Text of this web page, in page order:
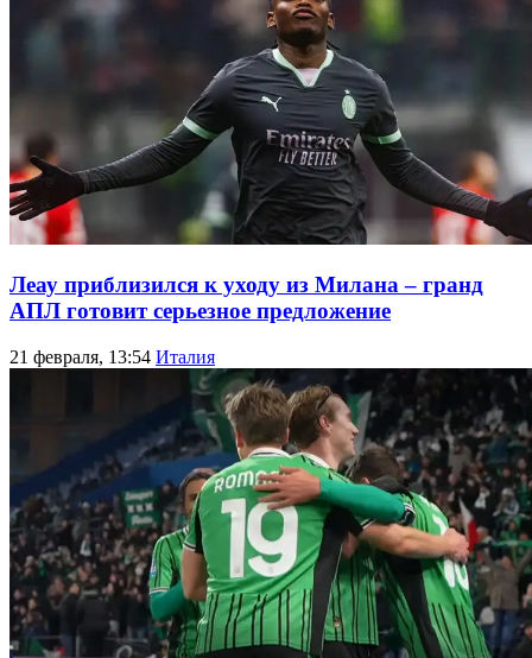
Леау приблизился к уходу из Милана – гранд
АПЛ готовит серьезное предложение
21 февраля, 13:54 Италия